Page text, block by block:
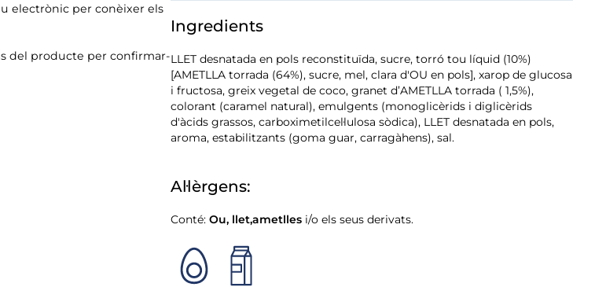
electrònic per conèixer els
del producte per confirmar-
Ingredients
LLET desnatada en pols reconstituïda, sucre, torró tou líquid (10%)
[AMETLLA torrada (64%), sucre, mel, clara d'OU en pols], xarop de glucosa
i fructosa, greix vegetal de coco, granet d’AMETLLA torrada ( 1,5%),
colorant (caramel natural), emulgents (monoglicèrids i diglicèrids
d'àcids grassos, carboximetilcel·lulosa sòdica), LLET desnatada en pols,
aroma, estabilitzants (goma guar, carragàhens), sal.
Al·lèrgens:
Conté: Ou, llet,ametlles i/o els seus derivats.